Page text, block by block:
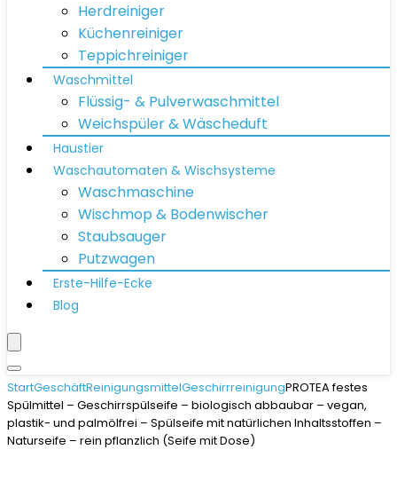
Herdreiniger
Küchenreiniger
Teppichreiniger
Waschmittel
Flüssig- & Pulverwaschmittel
Weichspüler & Wäscheduft
Haustier
Waschautomaten & Wischsysteme
Waschmaschine
Wischmop & Bodenwischer
Staubsauger
Putzwagen
Erste-Hilfe-Ecke
Blog
StartGeschäftReinigungsmittelGeschirrreinigungPROTEA festes
Spülmittel – Geschirrspülseife – biologisch abbaubar – vegan,
plastik- und palmölfrei – Spülseife mit natürlichen Inhaltsstoffen –
Naturseife – rein pflanzlich (Seife mit Dose)